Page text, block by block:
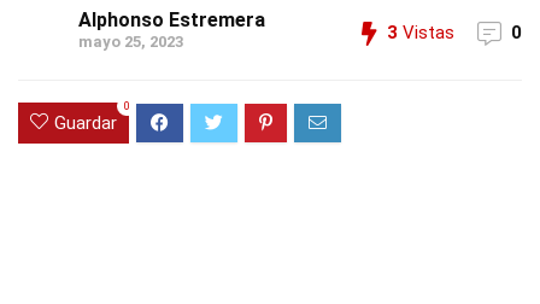
Alphonso Estremera
mayo 25, 2023 3 Vistas 0
Guardar
0